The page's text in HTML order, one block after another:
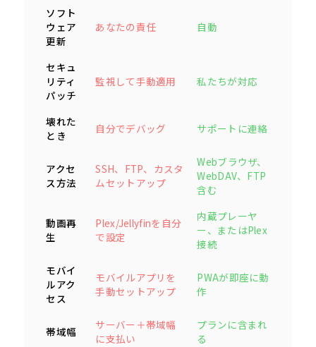
ソフト
ウェア
更新
あなたの責任 自動
セキュ
リティ
パッチ
監視して手動適用 私たちが対応
壊れた
とき
自分でデバッグ サポートに連絡
アクセ
ス方法
SSH、FTP、カスタ
ムセットアップ
Webブラウザ、
WebDAV、FTP
含む
動画再
生
Plex/Jellyfinを自分
で設定
内蔵プレーヤ
ー、またはPlex
接続
モバイ
ルアク
セス
モバイルアプリを
手動セットアップ
PWAが即座に動
作
帯域幅
サーバー＋帯域幅
に支払い
プランに含まれ
る